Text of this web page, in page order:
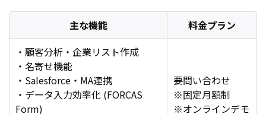
主な機能
料金プラン
・顧客分析・企業リスト作成
・名寄せ機能
・Salesforce・MA連携
・データ入力効率化 (FORCAS
Form)
要問い合わせ
※固定月額制
※オンラインデモ